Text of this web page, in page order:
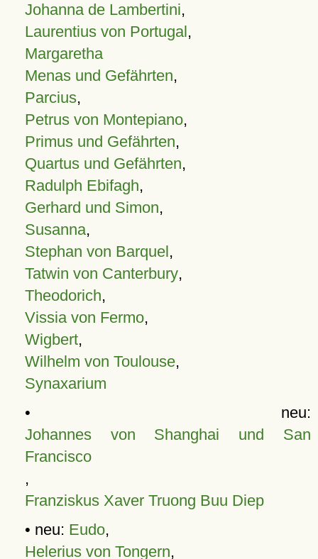
Johanna de Lambertini,
Laurentius von Portugal,
Margaretha
Menas und Gefährten,
Parcius,
Petrus von Montepiano,
Primus und Gefährten,
Quartus und Gefährten,
Radulph Ebifagh,
Gerhard und Simon,
Susanna,
Stephan von Barquel,
Tatwin von Canterbury,
Theodorich,
Vissia von Fermo,
Wigbert,
Wilhelm von Toulouse,
Synaxarium
• neu:
Johannes von Shanghai und San
Francisco
,
Franziskus Xaver Truong Buu Diep
• neu: Eudo,
Helerius von Tongern,